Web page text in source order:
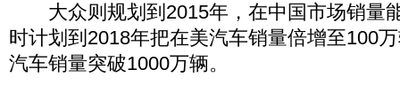
大众则规划到2015年，在中国市场销量
时计划到2018年把在美汽车销量倍增至100
汽车销量突破1000万辆。